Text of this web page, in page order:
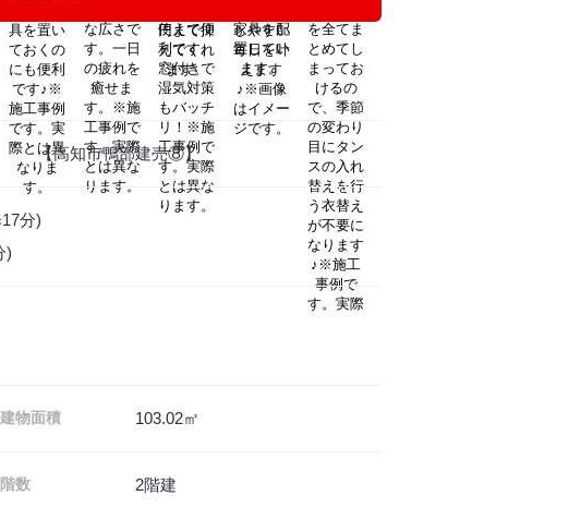
高知市鴨部建売⑧】
分)
)
建物面積 103.02㎡
階数 2階建